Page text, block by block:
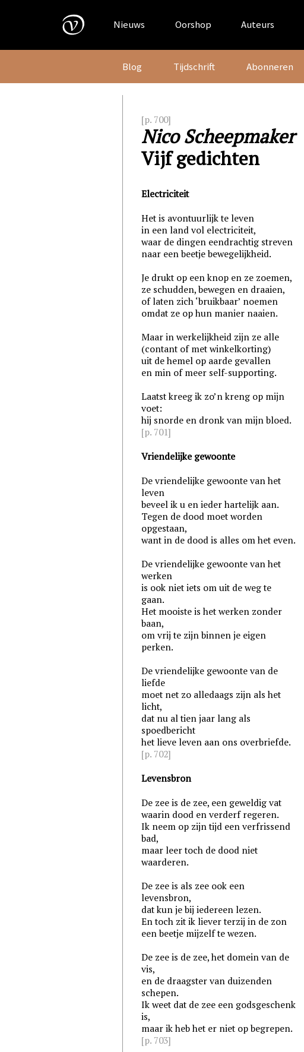
Nieuws Oorshop Auteurs
Blog Tijdschrift Abonneren
[p. 700]
Nico Scheepmaker
Vijf gedichten
Electriciteit
Het is avontuurlijk te leven
in een land vol electriciteit,
waar de dingen eendrachtig streven
naar een beetje bewegelijkheid.
Je drukt op een knop en ze zoemen,
ze schudden, bewegen en draaien,
of laten zich ‘bruikbaar’ noemen
omdat ze op hun manier naaien.
Maar in werkelijkheid zijn ze alle
(contant of met winkelkorting)
uit de hemel op aarde gevallen
en min of meer self-supporting.
Laatst kreeg ik zo’n kreng op mijn
voet:
hij snorde en dronk van mijn bloed.
[p. 701]
Vriendelijke gewoonte
De vriendelijke gewoonte van het
leven
beveel ik u en ieder hartelijk aan.
Tegen de dood moet worden
opgestaan,
want in de dood is alles om het even.
De vriendelijke gewoonte van het
werken
is ook niet iets om uit de weg te
gaan.
Het mooiste is het werken zonder
baan,
om vrij te zijn binnen je eigen
perken.
De vriendelijke gewoonte van de
liefde
moet net zo alledaags zijn als het
licht,
dat nu al tien jaar lang als
spoedbericht
het lieve leven aan ons overbriefde.
[p. 702]
Levensbron
De zee is de zee, een geweldig vat
waarin dood en verderf regeren.
Ik neem op zijn tijd een verfrissend
bad,
maar leer toch de dood niet
waarderen.
De zee is als zee ook een
levensbron,
dat kun je bij iedereen lezen.
En toch zit ik liever terzij in de zon
een beetje mijzelf te wezen.
De zee is de zee, het domein van de
vis,
en de draagster van duizenden
schepen.
Ik weet dat de zee een godsgeschenk
is,
maar ik heb het er niet op begrepen.
[p. 703]